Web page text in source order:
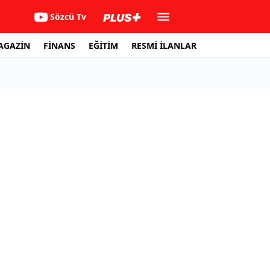
Sözcü Tv
FİNANS EĞİTİM RESMİ İLANLAR